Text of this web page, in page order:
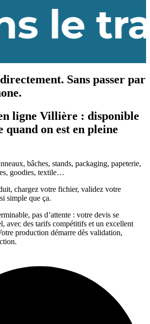
Sans passer par
ligne Villière : disponible
quand on est en pleine
bâches, stands, packaging, papeterie,
goodies, textile…
chargez votre fichier, validez votre
simple que ça.
pas d’attente : votre devis se
avec des tarifs compétitifs et un excellent
production démarre dès validation,